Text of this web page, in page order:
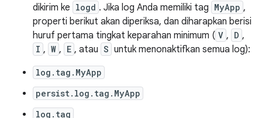
dikirim ke logd . Jika log Anda memiliki tag MyApp ,
properti berikut akan diperiksa, dan diharapkan berisi
huruf pertama tingkat keparahan minimum ( V , D ,
I , W , E , atau S untuk menonaktifkan semua log):
log.tag.MyApp
persist.log.tag.MyApp
log.tag